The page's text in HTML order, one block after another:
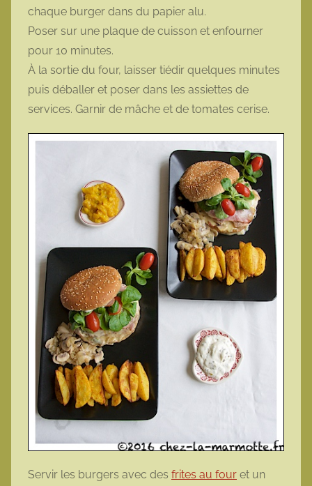
chaque burger dans du papier alu.
Poser sur une plaque de cuisson et enfourner
pour 10 minutes.
À la sortie du four, laisser tiédir quelques minutes
puis déballer et poser dans les assiettes de
services. Garnir de mâche et de tomates cerise.
Servir les burgers avec des frites au four et un